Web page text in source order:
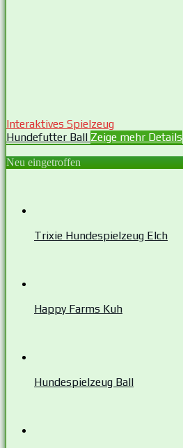
Interaktives Spielzeug
Hundefutter Ball Zeige mehr Details
Neu eingetroffen
Trixie Hundespielzeug Elch
Happy Farms Kuh
Hundespielzeug Ball